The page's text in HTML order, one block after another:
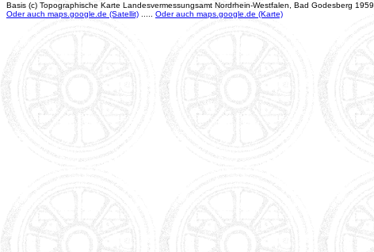
Basis (c) Topographische Karte Landesvermessungsamt Nordrhein-Westfalen, Bad Godesberg 1959
Oder auch maps.google.de (Satellit)
Oder auch maps.google.de (Karte)